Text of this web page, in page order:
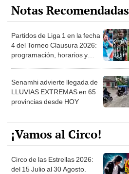
Notas Recomendadas
Partidos de Liga 1 en la fecha
4 del Torneo Clausura 2026:
programación, horarios y
Senamhi advierte llegada de
LLUVIAS EXTREMAS en 65
provincias desde HOY
¡Vamos al Circo!
Circo de las Estrellas 2026:
del 15 Julio al 30 Agosto.